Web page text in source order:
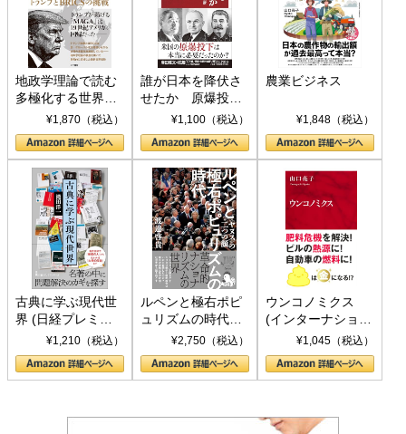
地政学理論で読む
多極化する世界：
トランプとBRICS
の挑戦
¥1,870（税込）
誰が日本を降伏さ
せたか 原爆投
下、ソ連参戦、そ
して聖断 (PHP新
書)
¥1,100（税込）
農業ビジネス
¥1,848（税込）
古典に学ぶ現代世
界 (日経プレミア
シリーズ)¥1,210（税込）
ルペンと極右ポピ
ュリズムの時代：
〈ヤヌス〉の二つ
の顔
¥2,750（税込）
ウンコノミクス
(インターナショナ
ル新書)¥1,045（税込）